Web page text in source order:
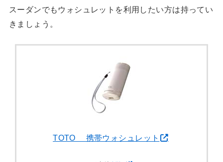
スーダンでもウォシュレットを利用したい方は持ってい
きましょう。
TOTO 携帯ウォシュレット